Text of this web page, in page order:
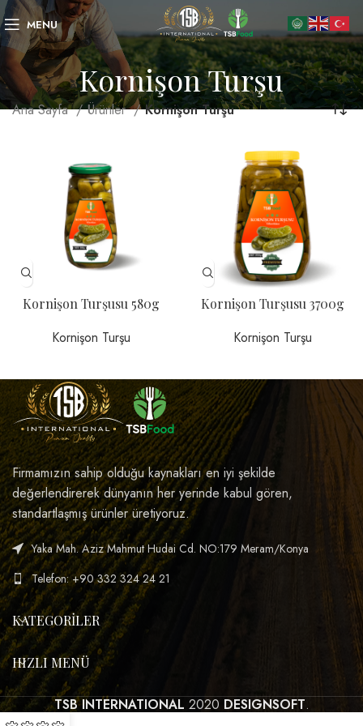
MENU
Kornişon Turşu
Ana Sayfa Ürünler Kornişon Turşu
Kornişon Turşusu 580g
Kornişon Turşu
Kornişon Turşusu 3700g
Kornişon Turşu
Firmamızın sahip olduğu kaynakları en iyi şekilde
değerlendirerek dünyanın her yerinde kabul gören,
standartlaşmış ürünler üretiyoruz.
Yaka Mah. Aziz Mahmut Hudai Cd. NO:179 Meram/Konya
Telefon: +90 332 324 24 21
KATEGORILER
HIZLI MENÜ
TSB INTERNATIONAL 2020 DESIGNSOFT.